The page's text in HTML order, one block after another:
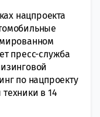
нацпроекта
пресс-служба
по нацпроекту
в 14